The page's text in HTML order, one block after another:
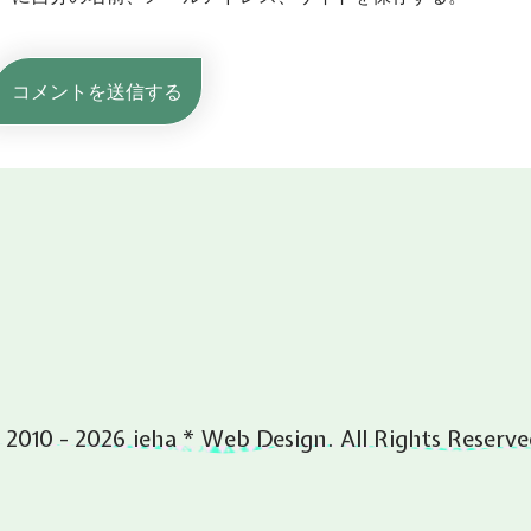
- 2026 ieha * Web Design. All Rights